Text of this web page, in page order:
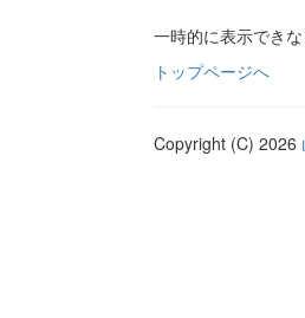
一時的に表示できな
トップページへ
Copyright (C) 2026